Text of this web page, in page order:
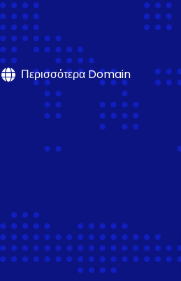
Περισσότερα Domain